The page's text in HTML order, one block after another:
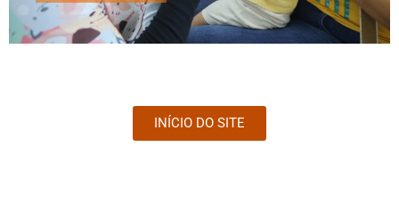
INÍCIO DO SITE